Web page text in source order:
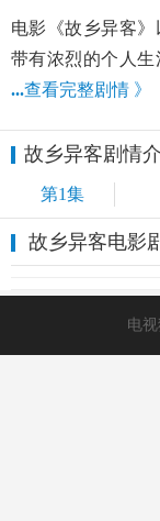
电影《故乡异客》
带有浓烈的个人
...查看完整剧情 》
故乡异客剧情
第1集
故乡异客电影
电视